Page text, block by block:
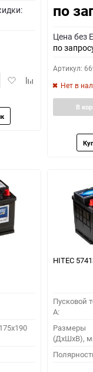
ДобавитьДобавить
сравнению
по
Цена без
по
Артикул:
Нет в
В
HITEC
Пусковой
A:
Размеры
(ДхШхВ),